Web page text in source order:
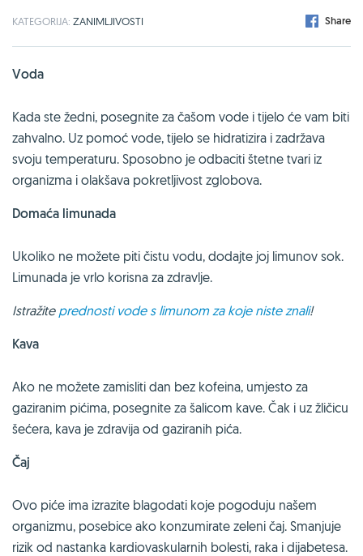
KATEGORIJA: ZANIMLJIVOSTI Share
Voda
Kada ste žedni, posegnite za čašom vode i tijelo će vam biti
zahvalno. Uz pomoć vode, tijelo se hidratizira i zadržava
svoju temperaturu. Sposobno je odbaciti štetne tvari iz
organizma i olakšava pokretljivost zglobova.
Domaća limunada
Ukoliko ne možete piti čistu vodu, dodajte joj limunov sok.
Limunada je vrlo korisna za zdravlje.
Istražite prednosti vode s limunom za koje niste znali!
Kava
Ako ne možete zamisliti dan bez kofeina, umjesto za
gaziranim pićima, posegnite za šalicom kave. Čak i uz žličicu
šećera, kava je zdravija od gaziranih pića.
Čaj
Ovo piće ima izrazite blagodati koje pogoduju našem
organizmu, posebice ako konzumirate zeleni čaj. Smanjuje
rizik od nastanka kardiovaskularnih bolesti, raka i dijabetesa.